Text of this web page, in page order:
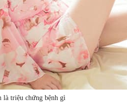
là triệu chứng bệnh gì